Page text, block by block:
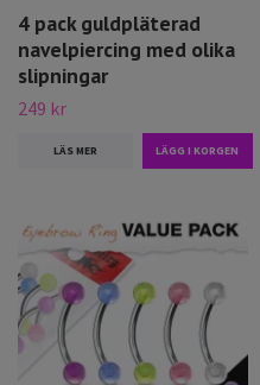
4 pack guldpläterad
navelpiercing med olika
slipningar
249 kr
LÄS MER